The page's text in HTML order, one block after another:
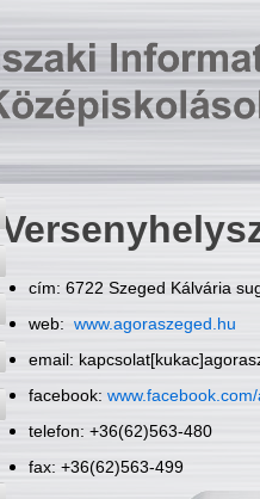
cím: 6722 Szeged Kálvária
web: www.agoraszeged.hu
email:
facebook:
telefon: +36(62)563-480
fax: +36(62)563-499